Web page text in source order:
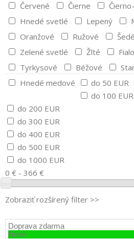
Červené
Čierne
Hnedé svetlé
Lepený
Oranžové
Ružové Šedé
Zelené svetlé
Žlté
Tyrkysové
Béžové
Hnedé medové
do 50 EUR
do 100 EUR
do 200 EUR
do 300 EUR
do 400 EUR
do 500 EUR
do 1000 EUR
0 € - 366 €
Zobraziť rozšírený filter >>
Doprava zdarma
Nové